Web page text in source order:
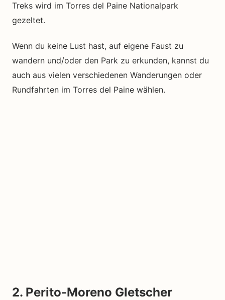
Treks wird im Torres del Paine Nationalpark
gezeltet.
Wenn du keine Lust hast, auf eigene Faust zu
wandern und/oder den Park zu erkunden, kannst du
auch aus vielen verschiedenen Wanderungen oder
Rundfahrten im Torres del Paine wählen.
2. Perito-Moreno Gletscher